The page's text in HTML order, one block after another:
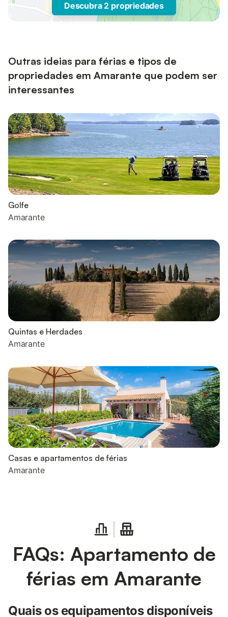
Descubra 2 propriedades
Outras ideias para férias e tipos de
propriedades em Amarante que podem ser
interessantes
Golfe
Amarante
Quintas e Herdades
Amarante
Casas e apartamentos de férias
Amarante
FAQs: Apartamento de
férias em Amarante
Quais os equipamentos disponíveis